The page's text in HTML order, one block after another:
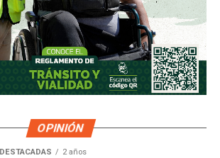
OPINIÓN
DESTACADAS 2 años